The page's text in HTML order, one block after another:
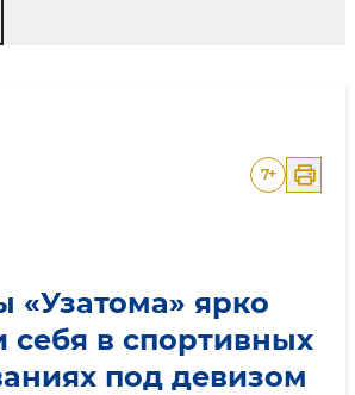
7+
ярко
себя в спортивных
под девизом